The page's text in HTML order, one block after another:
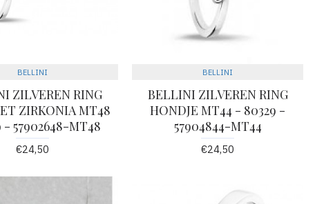
BELLINI
ZILVEREN RING
ZIRKONIA MT48
- 57902648-MT48
€24,50
BELLINI
BELLINI ZILVEREN RING
HONDJE MT44 - 80329 -
57904844-MT44
€24,50